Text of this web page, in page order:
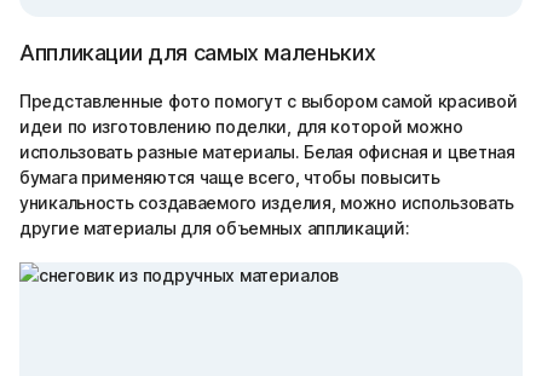
Аппликации для самых маленьких
Представленные фото помогут с выбором самой красивой
идеи по изготовлению поделки, для которой можно
использовать разные материалы. Белая офисная и цветная
бумага применяются чаще всего, чтобы повысить
уникальность создаваемого изделия, можно использовать
другие материалы для объемных аппликаций: